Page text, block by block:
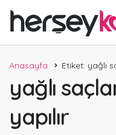
Anasayfa Etiket: yağlı
yağlı
yapılır